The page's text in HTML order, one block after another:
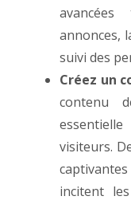
annonces,
suivi des
Créez un
contenu
visiteurs.
incitent